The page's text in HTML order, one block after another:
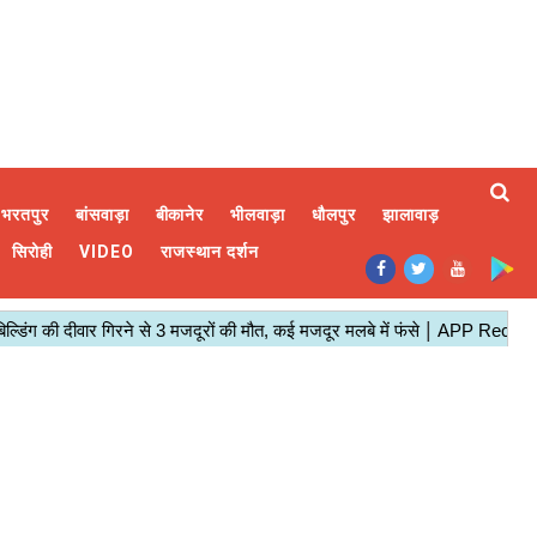
भरतपुर बांसवाड़ा बीकानेर भीलवाड़ा धौलपुर
झालावाड़
सिरोही VIDEO राजस्थान दर्शन